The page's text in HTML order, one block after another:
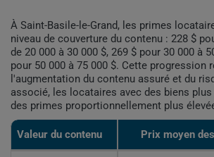
À Saint-Basile-le-Grand, les primes
niveau de couverture du contenu : 228 $
de 20 000 à 30 000 $, 269 $ pour 30 000 à
pour 50 000 à 75 000 $. Cette progression
l'augmentation du contenu assuré et du
associé, les locataires avec des biens
des primes proportionnellement plus
Valeur du contenu Prix moyen